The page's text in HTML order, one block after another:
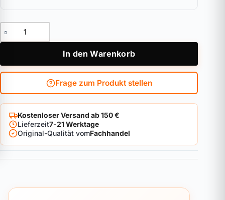
Doppelzylinder Anker Global Menge
In den Warenkorb
Frage zum Produkt stellen
Kostenloser Versand ab 150 €
Lieferzeit7-21 Werktage
Original-Qualität vomFachhandel